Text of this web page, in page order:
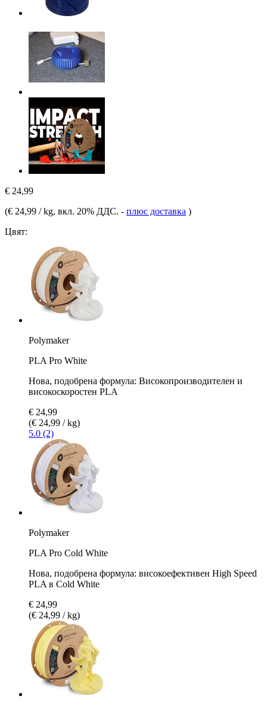
€ 24,99
(€ 24,99 / kg, вкл. 20% ДДС. - плюс доставка )
Цвят:
Polymaker
PLA Pro White
Нова, подобрена формула: Високопроизводителен и
високоскоростен PLA
€ 24,99
(€ 24,99 / kg)
5.0 (2)
Polymaker
PLA Pro Cold White
Нова, подобрена формула: високоефективен High Speed
PLA в Cold White
€ 24,99
(€ 24,99 / kg)